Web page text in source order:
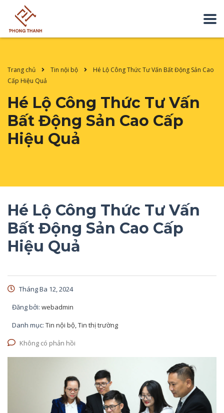
Trang chủ Tin nội bộ
Hé Lộ Công Thức Tư Vấn Bất Động Sản Cao
Cấp Hiệu Quả
Hé Lộ Công Thức Tư Vấn
Bất Động Sản Cao Cấp
Hiệu Quả
Hé Lộ Công Thức Tư Vấn
Bất Động Sản Cao Cấp
Hiệu Quả
Tháng Ba 12, 2024
Đăng bởi: webadmin
Danh mục: Tin nội bộ, Tin thị trường
Không có phản hồi